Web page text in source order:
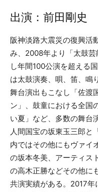
出演：前田剛史
阪神淡路大震災の復興活
み、2008年より「太鼓
し年間100公演を超える
は太鼓演奏、唄、笛、鳴
舞台演出もこなし「佐渡
ン」、鼓童における全国
い夏」など、多数の舞台
人間国宝の坂東玉三郎と
内ではその他にもヴァイ
の坂本冬美、アーティス
の高木正勝などその他に
共演実績がある。2017年